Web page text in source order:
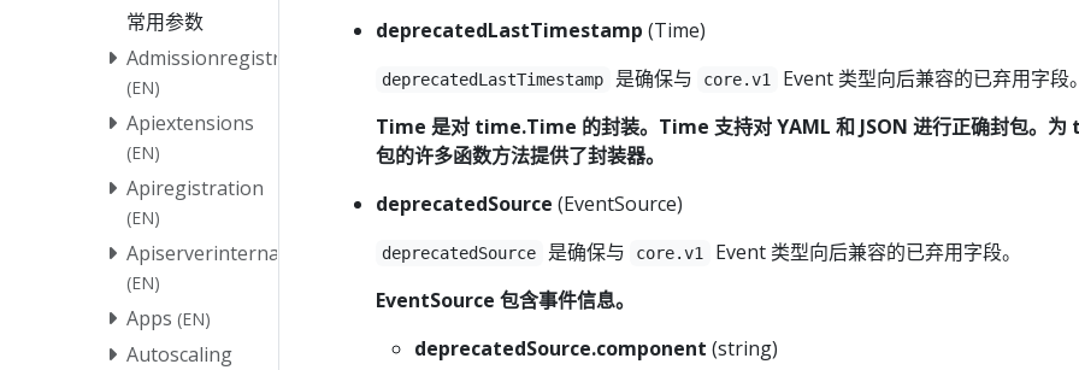
常用参数
Admissionregistration
(EN)
Apiextensions
(EN)
Apiregistration
(EN)
Apiserverinternal
(EN)
Apps (EN)
Autoscaling
deprecatedLastTimestamp (Time)
deprecatedLastTimestamp 是确保与 core.v1
Event 类型向后兼容的已弃用字段。
Time 是对 time.Time 的封装。Time 支持对 YAML 和 JSON 进行正确封包。为
包的许多函数方法提供了封装器。
deprecatedSource (EventSource)
deprecatedSource 是确保与 core.v1
Event 类型向后兼容的已弃用字段。
EventSource 包含事件信息。
deprecatedSource.component (string)